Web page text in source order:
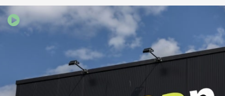
[…] Source:http://www.goodplanet.info